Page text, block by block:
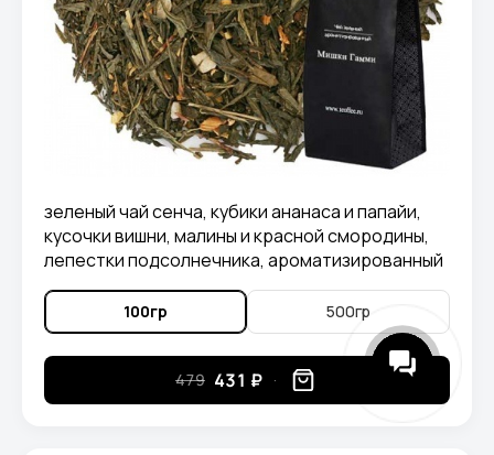
зеленый чай сенча, кубики ананаса и папайи,
кусочки вишни, малины и красной смородины,
лепестки подсолнечника, ароматизированный
натуральными маслам.
100гр 500гр
479 431 ₽